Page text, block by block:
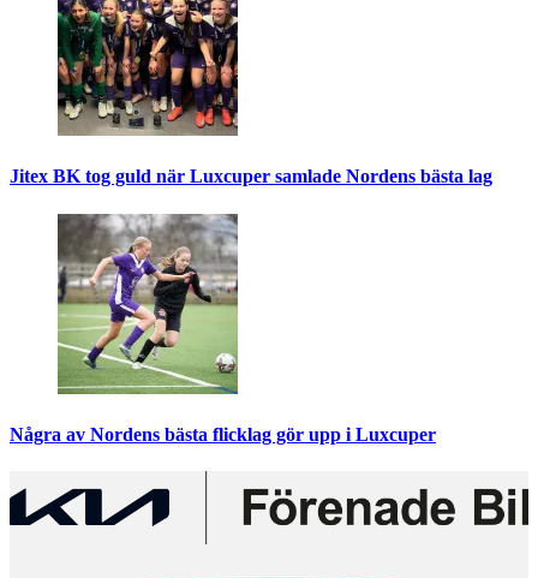
Jitex BK tog guld när Luxcuper samlade Nordens bästa lag
Några av Nordens bästa flicklag gör upp i Luxcuper